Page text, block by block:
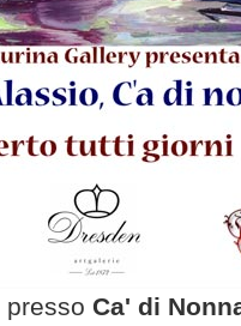
presso Ca' di